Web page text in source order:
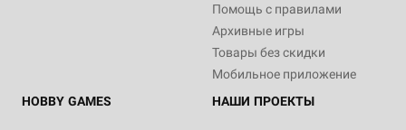
Помощь с правилами
Архивные игры
Товары без скидки
Мобильное приложение
HOBBY GAMES
НАШИ ПРОЕКТЫ